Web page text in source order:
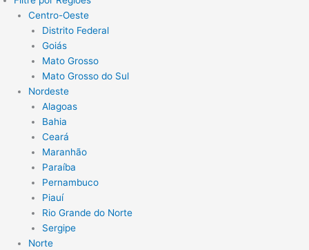
Centro-Oeste
Distrito Federal
Goiás
Mato Grosso
Mato Grosso do Sul
Nordeste
Alagoas
Bahia
Ceará
Maranhão
Paraíba
Pernambuco
Piauí
Rio Grande do Norte
Sergipe
Norte